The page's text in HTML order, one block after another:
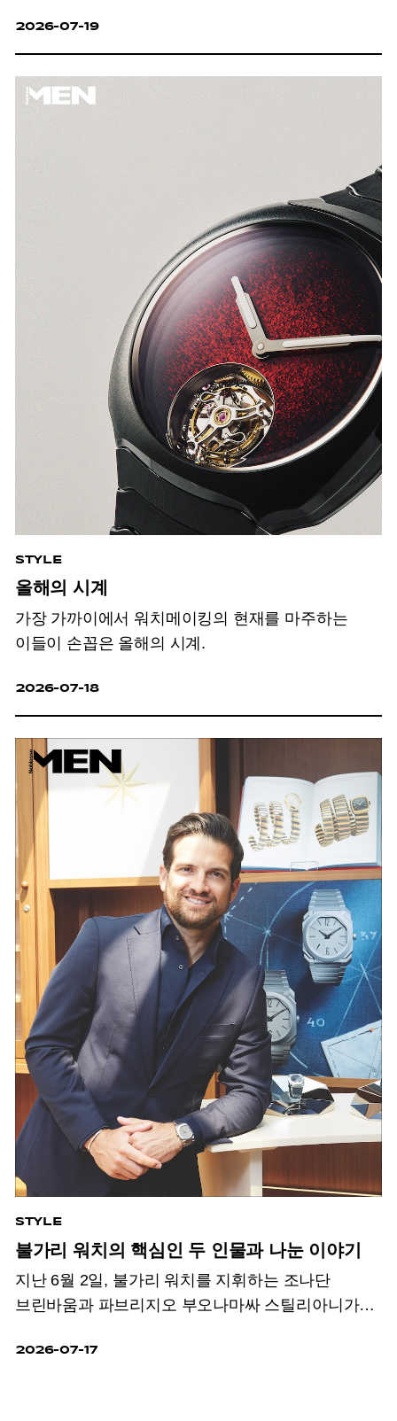
2026-07-19
STYLE
올해의 시계
가장 가까이에서 워치메이킹의 현재를 마주하는
이들이 손꼽은 올해의 시계.
2026-07-18
STYLE
불가리 워치의 핵심인 두 인물과 나눈 이야기
지난 6월 2일, 불가리 워치를 지휘하는 조나단
브린바움과 파브리지오 부오나마싸 스틸리아니가
세계를 바라보는 두 인물의 시선이 교차하는
2026-07-17